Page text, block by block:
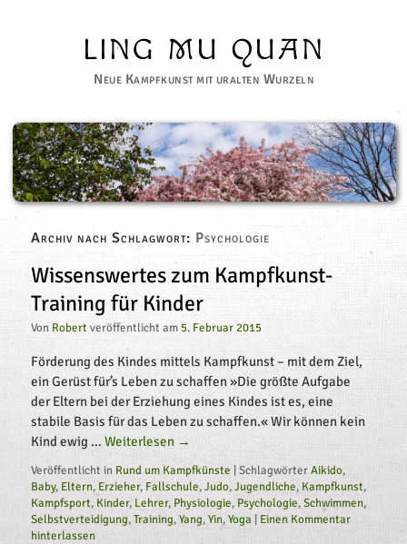
LING MU QUAN
Neue Kampfkunst mit uralten Wurzeln
Archiv nach Schlagwort: Psychologie
Wissenswertes zum Kampfkunst-
Training für Kinder
Von Robert veröffentlicht am 5. Februar 2015
Förderung des Kindes mittels Kampfkunst – mit dem Ziel,
ein Gerüst für’s Leben zu schaffen »Die größte Aufgabe
der Eltern bei der Erziehung eines Kindes ist es, eine
stabile Basis für das Leben zu schaffen.« Wir können kein
Kind ewig … Weiterlesen →
Veröffentlicht in Rund um Kampfkünste SchlagwörterAikido,
Baby, Eltern, Erzieher, Fallschule,Judo,Jugendliche, Kampfkunst,
Kampfsport, Kinder, Lehrer, Physiologie, Psychologie,Schwimmen,
Selbstverteidigung,Training,Yang,Yin,Yoga
Einen Kommentar
hinterlassen